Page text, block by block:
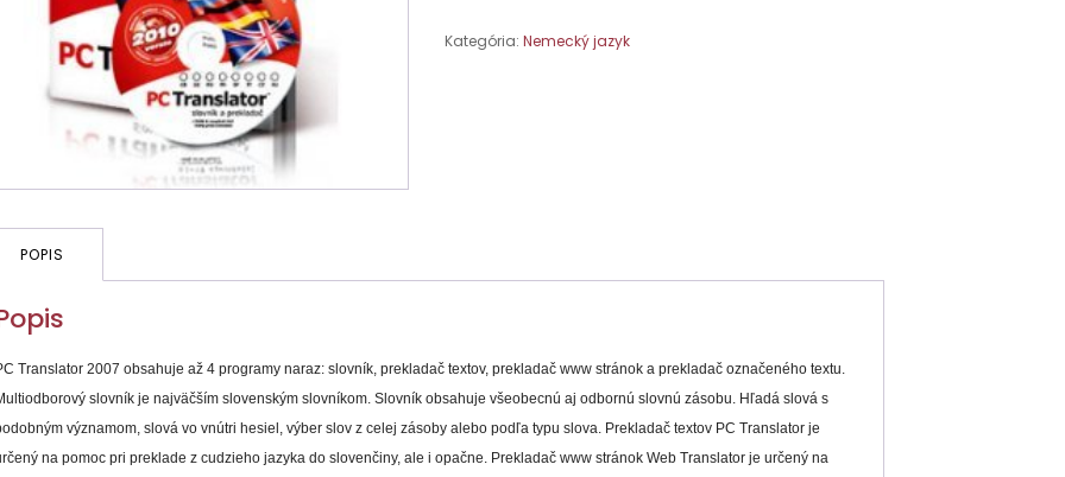
(DE)
Kategória:Nemecký jazyk
POPIS
Translator 2007 obsahuje až 4 programy naraz: slovník, prekladač textov, prekladač www stránok a prekladač označeného textu.
slovník je najväčším slovenským slovníkom. Slovník obsahuje všeobecnú aj odbornú slovnú zásobu. Hľadá slová s
významom, slová vo vnútri hesiel, výber slov z celej zásoby alebo podľa typu slova. Prekladač textov PC Translator je
na pomoc pri preklade z cudzieho jazyka do slovenčiny, ale i opačne. Prekladač www stránok Web Translator je určený na